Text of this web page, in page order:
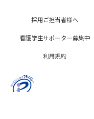
採用ご担当者様へ
看護学生サポーター募集中
利用規約